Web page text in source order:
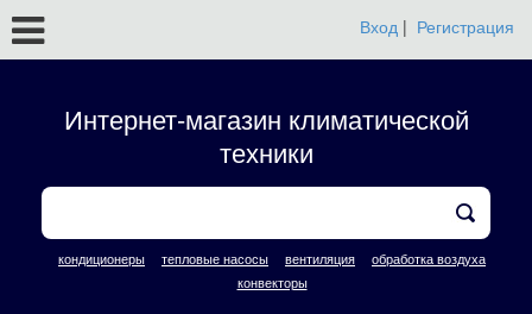
Вход | Регистрация
Интернет-магазин климатической
техники
кондиционеры тепловые насосы вентиляция
обработка воздуха
конвекторы